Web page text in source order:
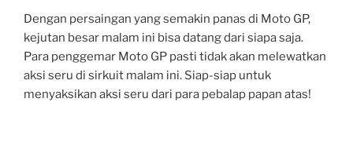
Dengan persaingan yang semakin panas di Moto GP,
kejutan besar malam ini bisa datang dari siapa saja.
Para penggemar Moto GP pasti tidak akan melewatkan
aksi seru di sirkuit malam ini. Siap-siap untuk
menyaksikan aksi seru dari para pebalap papan atas!